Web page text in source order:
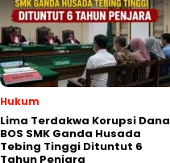
Hukum
Lima Terdakwa Korupsi Dana
BOS SMK Ganda Husada
Tebing Tinggi Dituntut 6
Tahun Penjara